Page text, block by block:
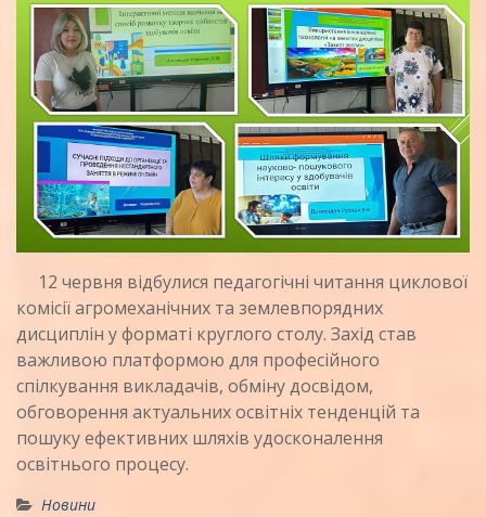
12 червня відбулися педагогічні читання циклової
комісії агромеханічних та землевпорядних
дисциплін у форматі круглого столу. Захід став
важливою платформою для професійного
спілкування викладачів, обміну досвідом,
обговорення актуальних освітніх тенденцій та
пошуку ефективних шляхів удосконалення
освітнього процесу.
Новини